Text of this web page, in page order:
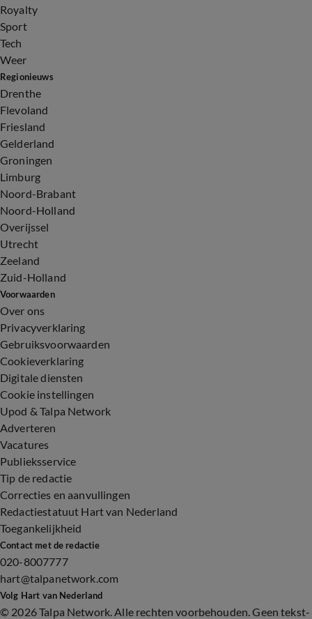
Royalty
Sport
Tech
Weer
Regionieuws
Drenthe
Flevoland
Friesland
Gelderland
Groningen
Limburg
Noord-Brabant
Noord-Holland
Overijssel
Utrecht
Zeeland
Zuid-Holland
Voorwaarden
Over ons
Privacyverklaring
Gebruiksvoorwaarden
Cookieverklaring
Digitale diensten
Cookie instellingen
Upod & Talpa Network
Adverteren
Vacatures
Publieksservice
Tip de redactie
Correcties en aanvullingen
Redactiestatuut Hart van Nederland
Toegankelijkheid
Contact met de redactie
020-8007777
hart@talpanetwork.com
Volg Hart van Nederland
© 2026 Talpa Network. Alle rechten voorbehouden. Geen tekst-